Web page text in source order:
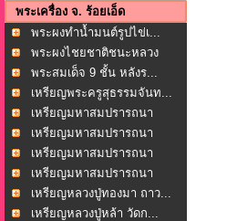
พระเครื่อง จ. ร้อยเอ็ด
พระผงทำน้ำมนต์รูปไข่เ...
พระผงไชยชาติชนะหลวง
พ่อ... พระสมเด็จ 9 ชั้น หลังร...
เหรียญพระครูสุธรรมจันท...
เหรียญมหาสมปรารถนา
หลวง...เหรียญมหาสมปรารถนา
หลวง...เหรียญมหาสมปรารถนา
หลวง...เหรียญมหาสมปรารถนา
หลวง...เหรียญหลวงปู่ทองมา ถาว...
เหรียญหลวงปู่หล้า วัดก...